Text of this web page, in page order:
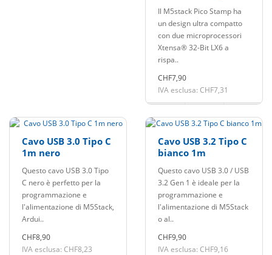
Il M5stack Pico Stamp ha
un design ultra compatto
con due microprocessori
Xtensa® 32-Bit LX6 a
rispa..
CHF7,90
IVA esclusa: CHF7,31
Cavo USB 3.0 Tipo C
1m nero
Questo cavo USB 3.0 Tipo
C nero è perfetto per la
programmazione e
l'alimentazione di M5Stack,
Ardui..
CHF8,90
IVA esclusa: CHF8,23
Cavo USB 3.2 Tipo C
bianco 1m
Questo cavo USB 3.0 / USB
3.2 Gen 1 è ideale per la
programmazione e
l'alimentazione di M5Stack
o al..
CHF9,90
IVA esclusa: CHF9,16